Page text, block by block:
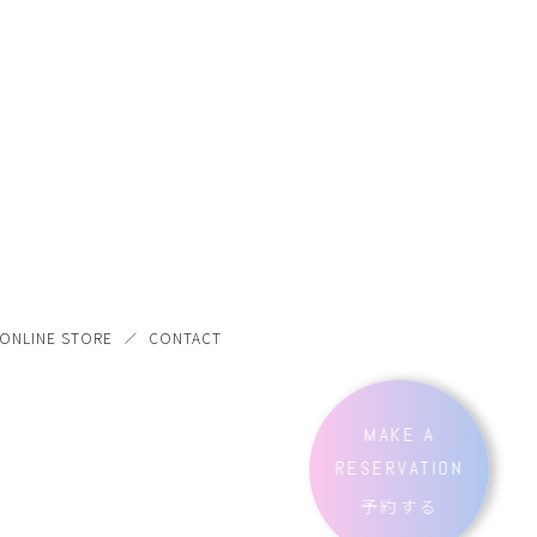
STORE CONTACT
MAKE A
RESERVATION
予約する